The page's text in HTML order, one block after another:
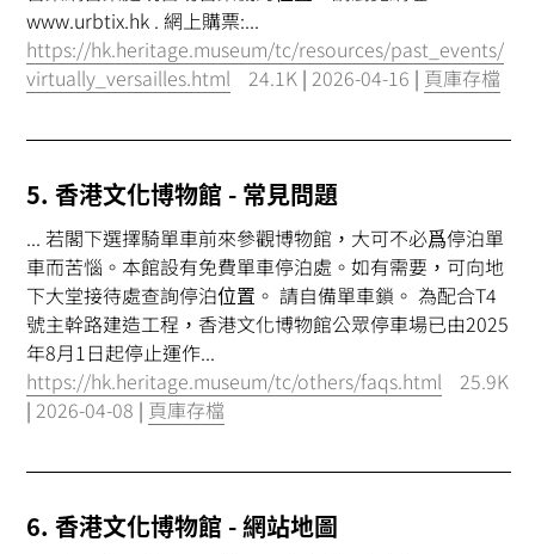
www.urbtix.hk . 網上購票:...
https://hk.heritage.museum/tc/resources/past_events/
virtually_versailles.html
24.1K | 2026-04-16 | 頁庫存檔
5. 香港文化博物館 - 常見問題
... 若閣下選擇騎單車前來參觀博物館，大可不必爲停泊單
車而苦惱。本館設有免費單車停泊處。如有需要，可向地
下大堂接待處查詢停泊位置 。 請自備單車鎖。 為配合T4
號主幹路建造工程，香港文化博物館公眾停車場已由2025
年8月1日起停止運作...
https://hk.heritage.museum/tc/others/faqs.html
25.9K
| 2026-04-08 | 頁庫存檔
6. 香港文化博物館 - 網站地圖